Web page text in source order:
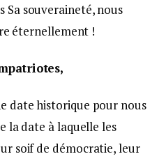
Sa souveraineté, nous
éternellement !
date historique pour nous
la date à laquelle les
soif de démocratie, leur